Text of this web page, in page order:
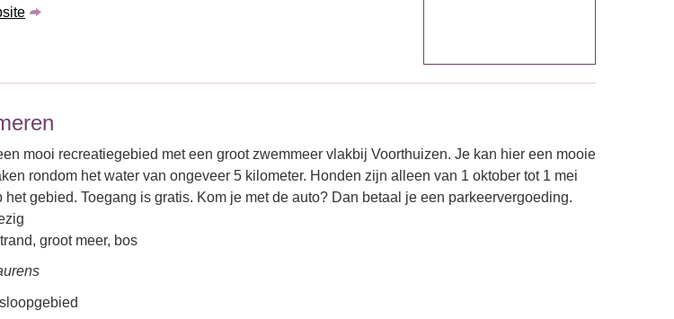
mooi recreatiegebied met een groot zwemmeer vlakbij Voorthuizen. Je kan hier een mooie
rondom het water van ongeveer 5 kilometer. Honden zijn alleen van 1 oktober tot 1 mei
het gebied. Toegang is gratis. Kom je met de auto? Dan betaal je een parkeervergoeding.
groot meer, bos